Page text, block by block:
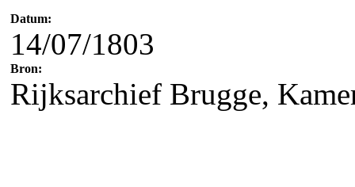
Datum:
14/07/1803
Bron:
Rijksarchief Brugge,